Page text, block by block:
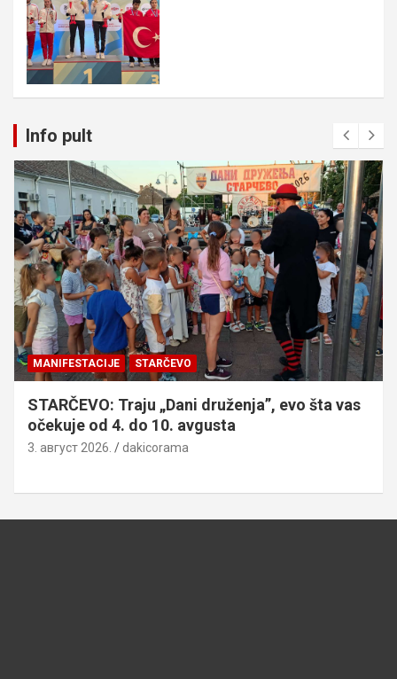
Info pult
MANIFESTACIJE STARČEVO
STARČEVO: Traju „Dani druženja”, evo šta vas
očekuje od 4. do 10. avgusta
3. август 2026. dakicorama